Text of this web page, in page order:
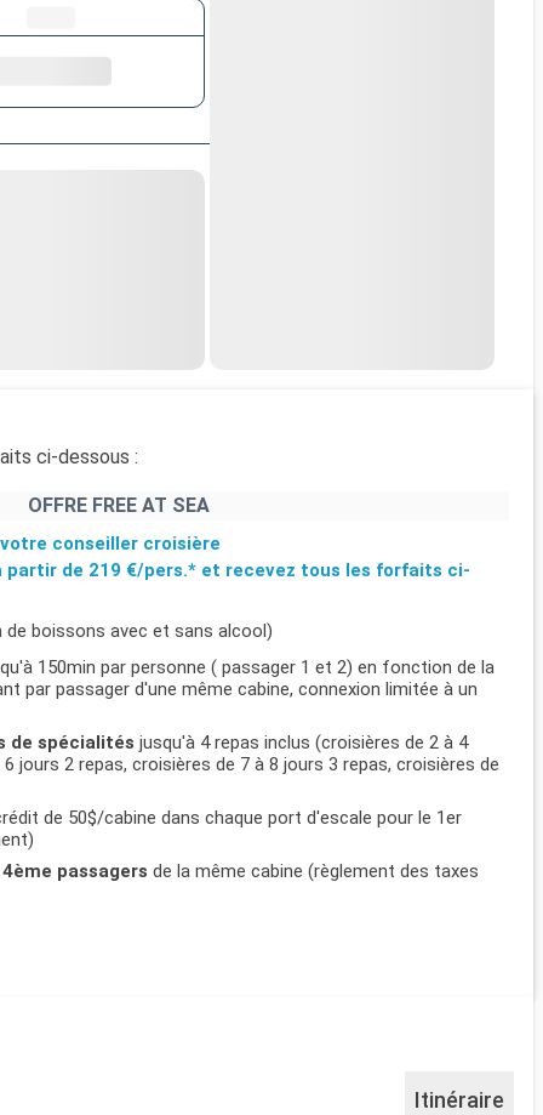
ci-dessous :
OFFRE FREE AT SEA
conseiller croisière
partir de 219 €/pers.* et recevez tous les forfaits ci-
de boissons avec et sans alcool)
150min par personne ( passager 1 et 2) en fonction de la
par passager d'une même cabine, connexion limitée à un
de spécialités jusqu'à 4 repas inclus (croisières de 2 à 4
jours 2 repas, croisières de 7 à 8 jours 3 repas, croisières de
de 50$/cabine dans chaque port d'escale pour le 1er
passagers de la même cabine (règlement des taxes
Itinéraire